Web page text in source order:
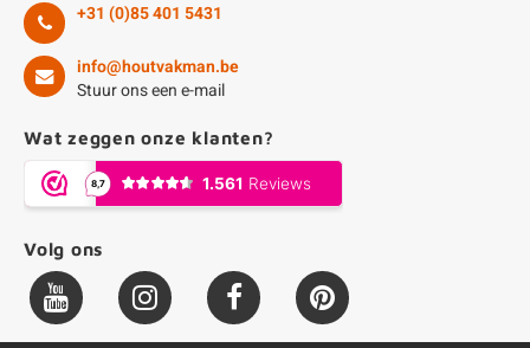
+31 (0)85 401 5431
info@houtvakman.be
Stuur ons een e-mail
Wat zeggen onze klanten?
Volg ons